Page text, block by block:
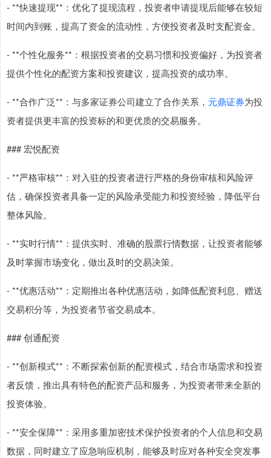
- **快速提现**：优化了提现流程，投资者申请提现后能够在较短
时间内到账，提高了资金的流动性，方便投资者及时支配资金。
- **个性化服务**：根据投资者的交易习惯和投资偏好，为投资者
提供个性化的配资方案和投资建议，提高投资的成功率。
- **合作广泛**：与多家证券公司建立了合作关系， 元鼎证券为投
资者提供更丰富的投资标的和更优质的交易服务。
### 宏悦配资
- **严格审核**：对入驻的投资者进行严格的身份审核和风险评
估，确保投资者具备一定的风险承受能力和投资经验，降低平台
整体风险。
- **实时行情**：提供实时、准确的股票行情数据，让投资者能够
及时掌握市场变化，做出及时的交易决策。
- **优惠活动**：定期推出各种优惠活动，如降低配资利息、赠送
交易积分等，为投资者节省交易成本。
### 创通配资
- **创新模式**：不断探索创新的配资模式，结合市场需求和投资
者反馈，推出具有特色的配资产品和服务，为投资者带来全新的
投资体验。
- **安全保障**：采用多重加密技术保护投资者的个人信息和交易
数据，同时建立了应急响应机制，能够及时应对各种安全突发事